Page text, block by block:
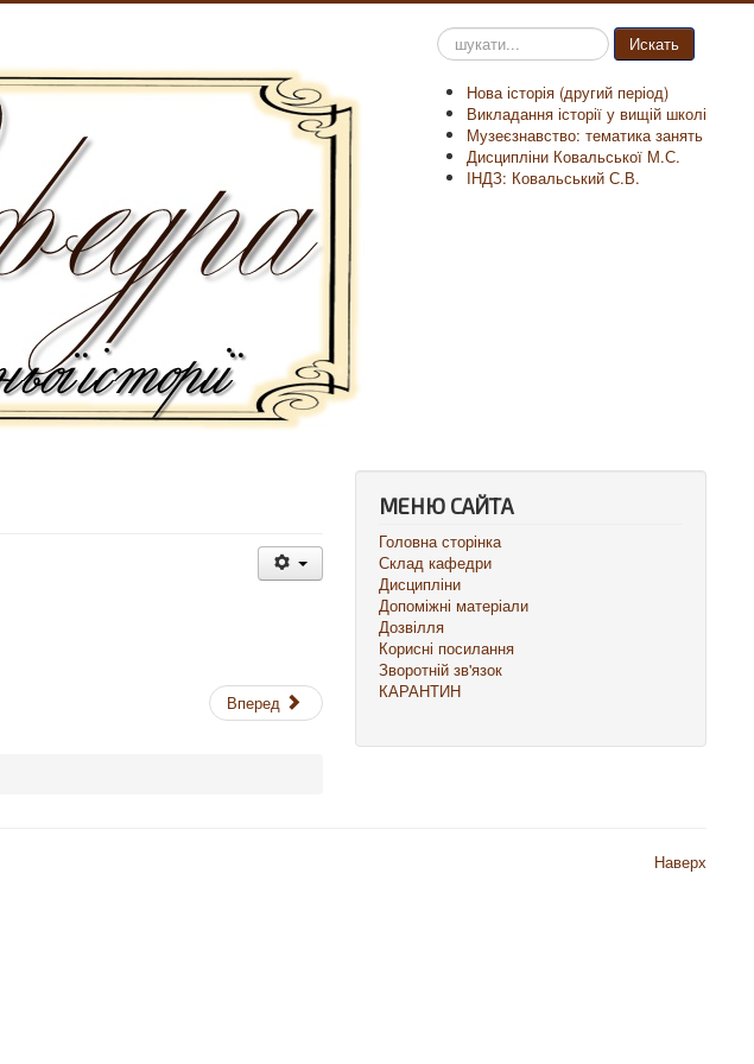
Пошук
на
Искать
Нова історія (другий період)
Викладання історії у вищій школі
Музеєзнавство: тематика занять
Дисципліни Ковальської М.С.
ІНДЗ: Ковальський С.В.
Вперед
МЕНЮ САЙТА
Головна сторінка
Склад кафедри
Дисципліни
Допоміжні матеріали
Дозвілля
Корисні посилання
Зворотній зв'язок
КАРАНТИН
Наверх